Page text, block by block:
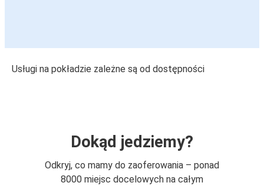
Usługi na pokładzie zależne są od dostępności
Dokąd jedziemy?
Odkryj, co mamy do zaoferowania – ponad
8000 miejsc docelowych na całym